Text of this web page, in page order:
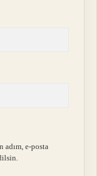
adım, e-posta